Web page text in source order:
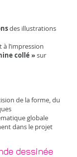
des illustrations
à l’impression
collé »sur
de la forme, du
globale
dans le projet
dessinée